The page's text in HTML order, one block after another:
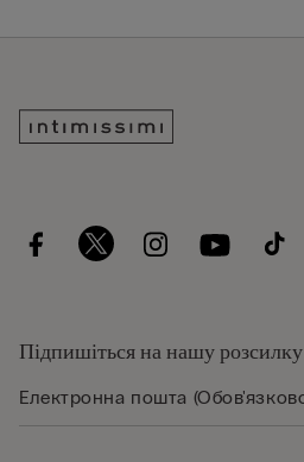
Підпишіться на нашу розсилку